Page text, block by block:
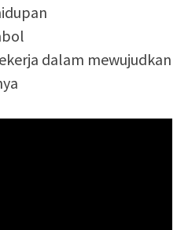
dalam mewujudkan